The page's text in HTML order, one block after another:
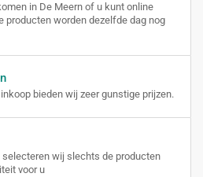
in De Meern of u kunt online
producten worden dezelfde dag nog
bieden wij zeer gunstige prijzen.
selecteren wij slechts de producten
voor u